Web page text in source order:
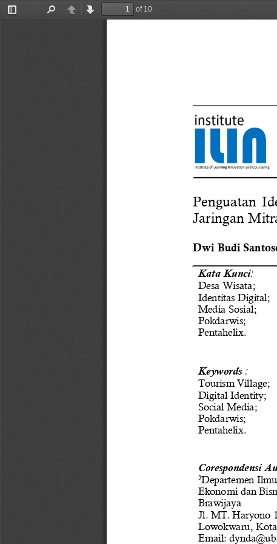
Toggle
PreviousNext
of 10
Penguatan
Jaringan
Dwi Budi
Kata Kunci:
Desa Wisata;
Identitas Digital;
Media Sosial;
Pokdarwis;
Pentahelix.
Keywords :
Tourism Village;
Digital Identity;
Social Media;
Pokdarwis;
Pentahelix.
Corespondensi
3Departemen
Ekonomi dan
Brawijaya
Jl. MT. Haryono
Lowokwaru,
Email: